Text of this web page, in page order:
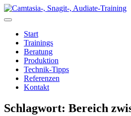
Zum
Inhalt
Start
Trainings
Beratung
Produktion
Technik-Tipps
Referenzen
Kontakt
Schlagwort: Bereich